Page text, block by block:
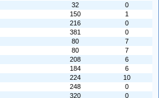
32
0
150
1
216
0
381
0
80
7
80
7
208
6
184
6
224
10
248
0
320
0